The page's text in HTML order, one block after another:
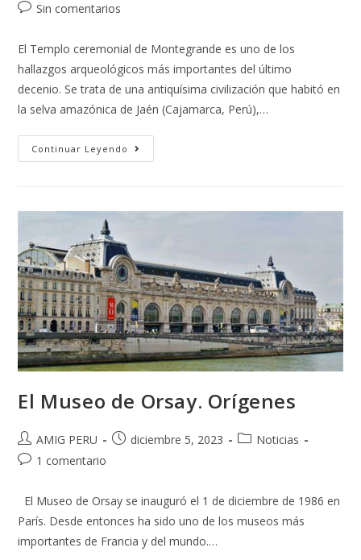
Sin comentarios
El Templo ceremonial de Montegrande es uno de los
hallazgos arqueológicos más importantes del último
decenio. Se trata de una antiquísima civilización que habitó en
la selva amazónica de Jaén (Cajamarca, Perú),…
Continuar Leyendo
El Museo de Orsay. Orígenes
AMIG PERU diciembre 5, 2023
Noticias
1 comentario
El Museo de Orsay se inauguró el 1 de diciembre de 1986 en
París. Desde entonces ha sido uno de los museos más
importantes de Francia y del mundo.…